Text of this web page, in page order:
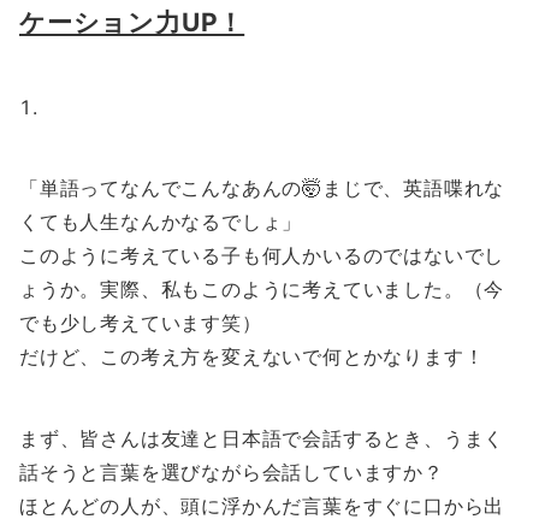
ケーション力UP！
「単語ってなんでこんなあんの🤯まじで、英語喋れな
くても人生なんかなるでしょ」
このように考えている子も何人かいるのではないでし
ょうか。実際、私もこのように考えていました。（今
でも少し考えています笑）
だけど、この考え方を変えないで何とかなります！
まず、皆さんは友達と日本語で会話するとき、うまく
話そうと言葉を選びながら会話していますか？
ほとんどの人が、頭に浮かんだ言葉をすぐに口から出